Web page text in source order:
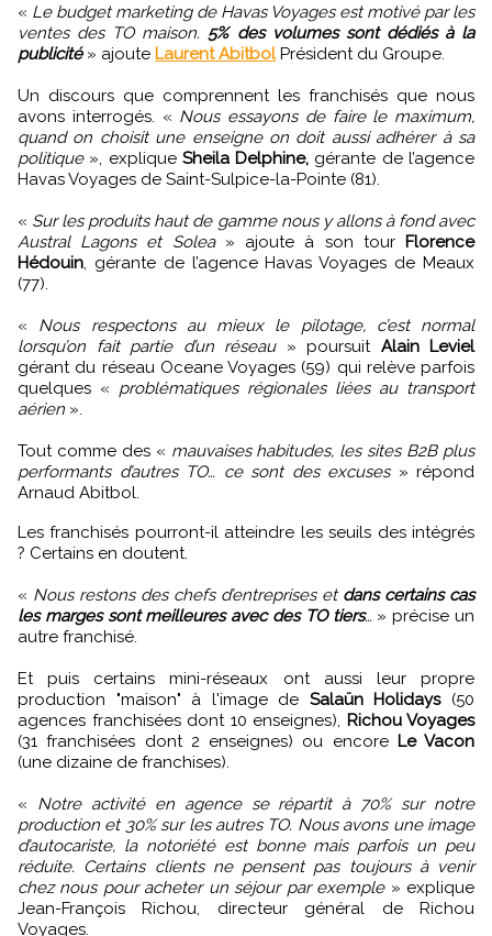
« Le budget marketing de Havas Voyages est motivé par les
ventes des TO maison.5% des volumes sont dédiés à la
publicité» ajoute Laurent AbitbolPrésident du Groupe.
Un discours que comprennent les franchisés que nous
avons interrogés. « Nous essayons de faire le maximum,
quand on choisit une enseigne on doit aussi adhérer à sa
politique», expliqueSheila Delphine, gérante de l’agence
Havas Voyages de Saint-Sulpice-la-Pointe (81).
« Sur les produits haut de gamme nous y allons à fond avec
Austral Lagons et Solea » ajoute à son tour Florence
Hédouin, gérante de l’agence Havas Voyages de Meaux
(77).
« Nous respectons au mieux le pilotage, c’est normal
lorsqu’on fait partie d’un réseau» poursuit Alain Leviel
gérant du réseau Oceane Voyages (59) qui relève parfois
quelques « problématiques régionales liées au transport
aérien ».
Tout comme des « mauvaises habitudes, les sites B2B plus
performants d’autres TO… ce sont des excuses» répond
Arnaud Abitbol.
Les franchisés pourront-il atteindre les seuils des intégrés
? Certains en doutent.
« Nous restons des chefs d’entreprises et dans certains cas
les marges sont meilleures avec des TO tiers… » précise un
autre franchisé.
Et puis certains mini-réseaux ont aussi leur propre
production "maison" à l'image de Salaün Holidays(50
agences franchisées dont 10 enseignes), Richou Voyages
(31 franchisées dont 2 enseignes) ou encore Le Vacon
(une dizaine de franchises).
« Notre activité en agence se répartit à 70% sur notre
production et 30% sur les autres TO. Nous avons une image
d’autocariste, la notoriété est bonne mais parfois un peu
réduite. Certains clients ne pensent pas toujours à venir
chez nous pour acheter un séjour par exemple » explique
Jean-François Richou, directeur général de Richou
Voyages.